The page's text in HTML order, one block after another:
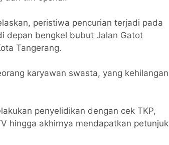
peristiwa pencurian terjadi pada
depan bengkel bubut Jalan Gatot
Tangerang.
karyawan swasta, yang kehilangan
penyelidikan dengan cek TKP,
hingga akhirnya mendapatkan petunjuk